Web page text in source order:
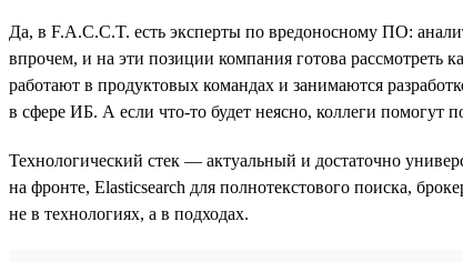
Да, в F.A.C.C.T. есть эксперты по вредоносному ПО:
впрочем, и на эти позиции компания готова рассмотреть
работают в продуктовых командах и занимаются
в сфере ИБ. А если что-то будет неясно, коллеги помогут
Технологический стек — актуальный и достаточно
на фронте, Elasticsearch для полнотекстового поиска,
не в технологиях, а в подходах.